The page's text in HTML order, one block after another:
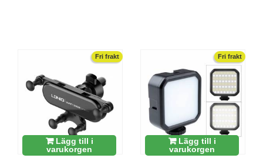
Fri frakt
Lägg till i
varukorgen
Fri frakt
Lägg till i
varukorgen